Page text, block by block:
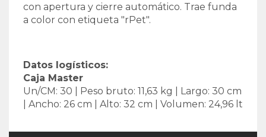
con apertura y cierre automático. Trae funda
a color con etiqueta "rPet".
Datos logísticos:
Caja Master
Un/CM: 30 | Peso bruto: 11,63 kg | Largo: 30 cm
| Ancho: 26 cm | Alto: 32 cm | Volumen: 24,96 lt